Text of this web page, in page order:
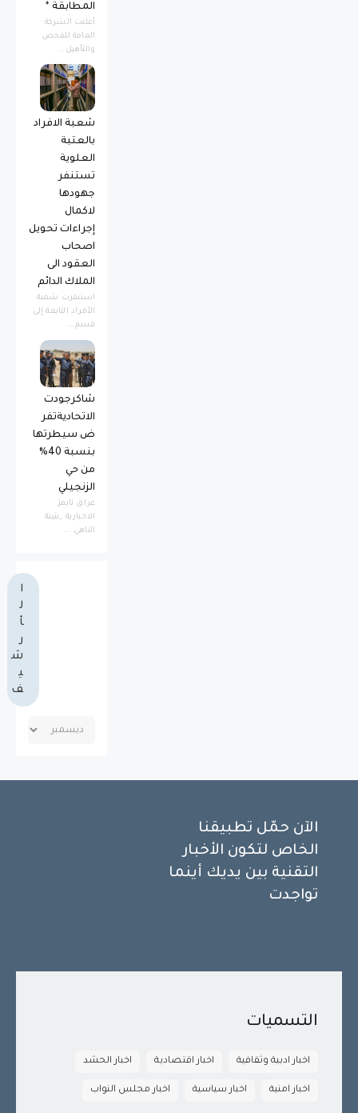
المطابقة *
أعلنت الشركة
العامة للفحص
والتأهيل...
شعبة الافراد
بالعتبة
العلوية
تستنفر
جهودها
لاكمال
إجراءات تحويل
اصحاب
العقود الى
الملاك الدائم
استنفرت شعبة
الأفراد التابعة إلى
قسم...
شاكرجودت
الاتحاديةتفر
ض سيطرتها
بنسبة 40%
من حي
الزنجيلي
عراق تايمز
الاخبارية _بثينة
الناهي ...
ا
ل
أ
ر
ش
ي
ف
الآن حمّل تطبيقنا
الخاص لتكون الأخبار
التقنية بين يديك أينما
تواجدت
التسميات
اخبار ادبية وثقافية اخبار اقتصادية اخبار الحشد
اخبار امنية اخبار سياسية اخبار مجلس النواب